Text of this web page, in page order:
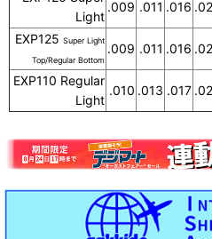
Light
.009 .011 .016
EXP125 Super Light
Top/Regular Bottom
.009 .011 .016
EXP110 Regular
Light
.010 .013 .017